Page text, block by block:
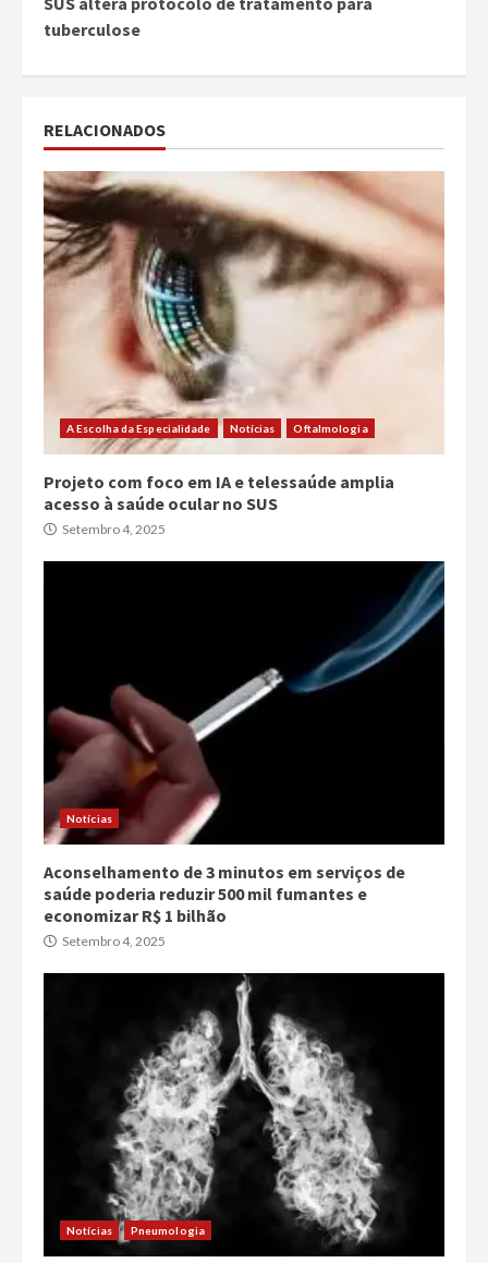
tuberculose
RELACIONADOS
A Escolha da Especialidade Notícias Oftalmologia
Projeto com foco em IA e telessaúde amplia
acesso à saúde ocular no SUS
Setembro 4, 2025
Notícias
Aconselhamento de 3 minutos em serviços de
saúde poderia reduzir 500 mil fumantes e
economizar R$ 1 bilhão
Setembro 4, 2025
Notícias Pneumologia